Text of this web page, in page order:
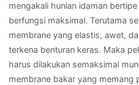
mengakali hunian idaman
berfungsi maksimal. Terutama
membrane yang elastis, awet,
terkena benturan keras. Maka
harus dilakukan semaksimal
membrane bakar yang memang